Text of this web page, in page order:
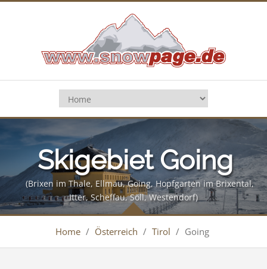
Skigebiet Going
(Brixen im Thale, Ellmau, Going, Hopfgarten im Brixental,
Itter, Scheffau, Söll, Westendorf)
Home / Österreich / Tirol / Going